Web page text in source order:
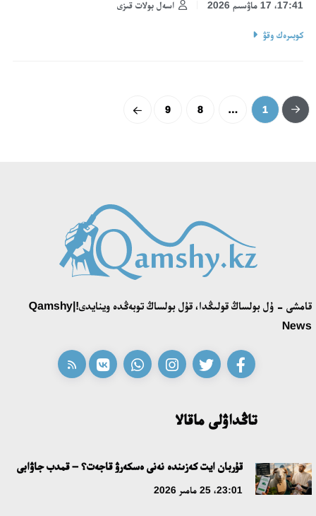
اسەل بولات قىزى 17:41، 17 ماۋسىم 2026
كوبىرەك وقۋ
1
…
8
9
قامشى - ۇل بولساڭ قولىڭدا، قۇل بولساڭ توبەڭدە وينايدى!|Qamshy
News
تاڭداۋلى ماقالا
قۇربان ايت كەزىندە نەنى ەسكەرۋ قاجەت؟ – قمدب جاۋابى
23:01، 25 مامىر 2026